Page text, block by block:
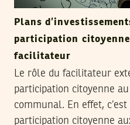
Plans
participation
facilitateur
Le rôle du facilitateur
participation citoyenne
communal. En effet,
participation citoyenne